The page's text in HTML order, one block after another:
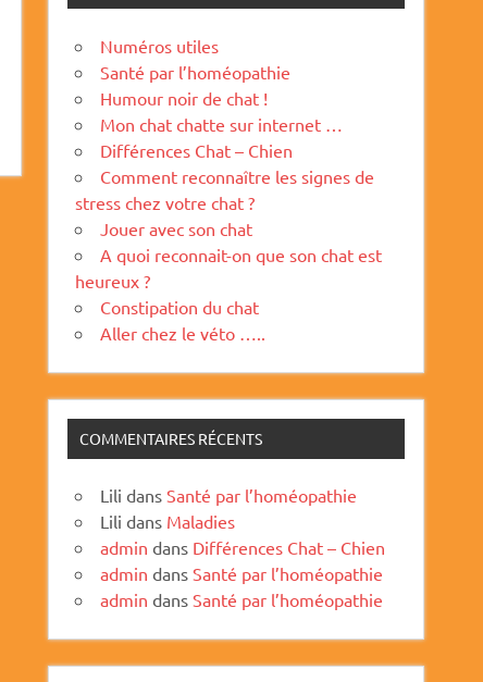
Numéros utiles
Santé par l’homéopathie
Humour noir de chat !
Mon chat chatte sur internet …
Différences Chat – Chien
Comment reconnaître les signes de
stress chez votre chat ?
Jouer avec son chat
A quoi reconnait-on que son chat est
heureux ?
Constipation du chat
Aller chez le véto …..
COMMENTAIRES RÉCENTS
Lili dansSanté par l’homéopathie
Lili dans Maladies
admin dans Différences Chat – Chien
admin dansSanté par l’homéopathie
admin dansSanté par l’homéopathie